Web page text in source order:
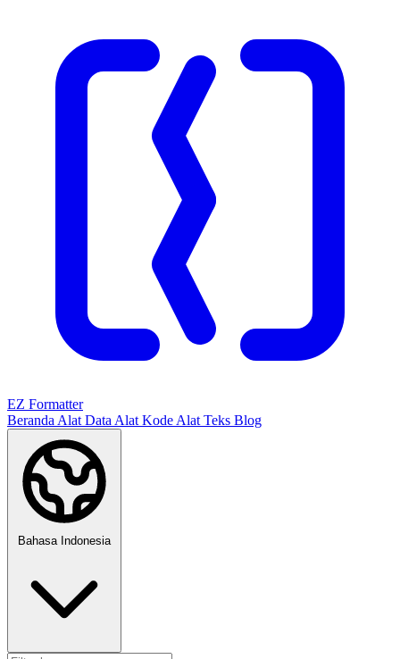
EZ Formatter
Beranda Alat Data Alat Kode Alat Teks Blog
Bahasa Indonesia